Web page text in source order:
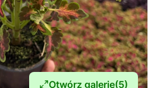
Otwórz galerię(5)